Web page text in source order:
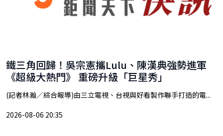
鐵三角回歸！吳宗憲攜Lulu、陳漢典強勢進軍
《超級大熱門》 重磅升級「巨星秀」
(記者林瀚／綜合報導)由三立電視、台視與好看製作聯手打造的電...
2026-08-06 20:35